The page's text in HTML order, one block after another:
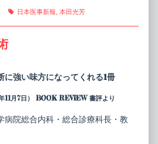
Tags
日本医事新報, 本田光芳
に強い味方になってくれる1冊
11月7日） BOOK REVIEW 書評より
病院総合内科・総合診療科長・教